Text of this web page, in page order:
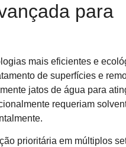
para
mais eficientes e
de superfícies e
jatos de água para
requeriam
prioritária em múltiplos